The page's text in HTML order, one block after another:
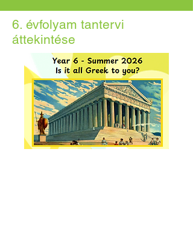
6. évfolyam tantervi
áttekintése